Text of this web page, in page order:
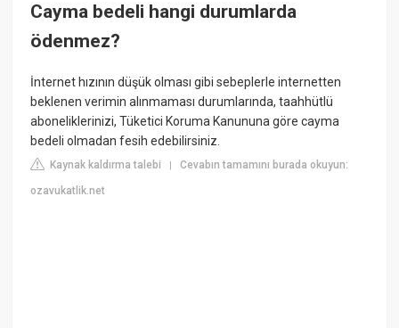
Cayma bedeli hangi durumlarda
ödenmez?
İnternet hızının düşük olması gibi sebeplerle internetten
beklenen verimin alınmaması durumlarında, taahhütlü
aboneliklerinizi, Tüketici Koruma Kanununa göre cayma
bedeli olmadan fesih edebilirsiniz.
Kaynak kaldırma talebi |Cevabın tamamını burada okuyun:
ozavukatlik.net